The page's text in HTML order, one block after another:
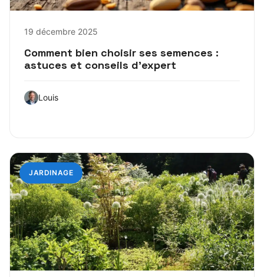
19 décembre 2025
Comment bien choisir ses semences :
astuces et conseils d’expert
Louis
JARDINAGE